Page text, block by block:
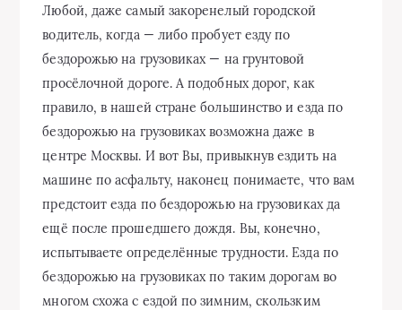
Любой, даже самый закоренелый городской
водитель, когда — либо пробует езду по
бездорожью на грузовиках — на грунтовой
просёлочной дороге. А подобных дорог, как
правило, в нашей стране большинство и езда по
бездорожью на грузовиках возможна даже в
центре Москвы. И вот Вы, привыкнув ездить на
машине по асфальту, наконец понимаете, что вам
предстоит езда по бездорожью на грузовиках да
ещё после прошедшего дождя. Вы, конечно,
испытываете определённые трудности. Езда по
бездорожью на грузовиках по таким дорогам во
многом схожа с ездой по зимним, скользким